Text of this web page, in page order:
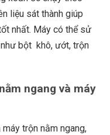
liệu sát thành giúp
nhất. Máy có thể sử
bột khô, ướt, trộn
ngang và máy
máy trộn nằm ngang,